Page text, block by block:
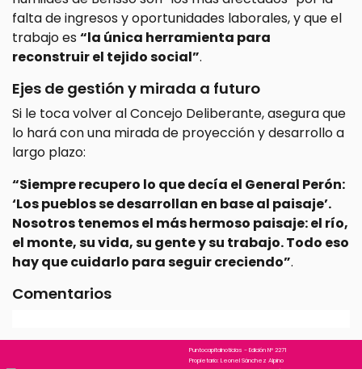
falta de ingresos y oportunidades laborales, y que el
trabajo es“la única herramienta para
reconstruir el tejido social”.
Ejes de gestión y mirada a futuro
Si le toca volver al Concejo Deliberante, asegura que
lo hará con una mirada de proyección y desarrollo a
largo plazo:
“Siempre recupero lo que decía el General Perón:
‘Los pueblos se desarrollan en base al paisaje’.
Nosotros tenemos el más hermoso paisaje: el río,
el monte, su vida, su gente y su trabajo. Todo eso
hay que cuidarlo para seguir creciendo”.
Comentarios
Puntocapitalnoticias - Edición N° 2271
Propietario: Leonel Sánchez Alpino